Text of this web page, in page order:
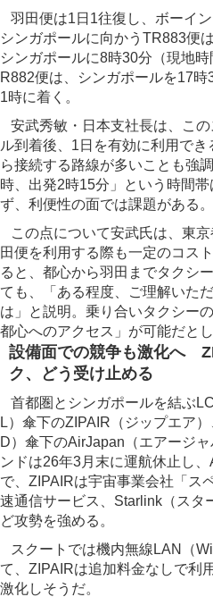
羽田便は1日1往復し、ボーイ
シンガポールに向かうTR883便
シンガポールに8時30分（現地
R882便は、シンガポールを17
1時に着く。
安武秀敏・日本支社長は、こ
ル到着後、1日を有効に利用で
ら接続する路線が多いことも強
時、出発2時15分」という時間
ず、利便性の面では課題がある。
この点について安武氏は、東
田便を利用する際も一定のコス
ると、都心から羽田までタクシ
ても、「ある程度、ご理解いた
は」と説明。乗り合いタクシー
都心へのアクセス」が可能だとし
設備面での競争も激化へ
ク、どう受け止める
首都圏とシンガポールを結ぶ
L）傘下のZIPAIR（ジップエア
D）傘下のAirJapan（エアージ
ンドは26年3月末に運航休止し
で、ZIPAIRは宇宙事業会社「ス
速通信サービス、Starlink（スタ
ど攻勢を強める。
スクートでは機内無線LAN（
て、ZIPAIRは追加料金なしで利
激化しそうだ。